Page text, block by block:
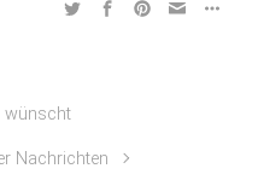
wünscht
Nachrichten